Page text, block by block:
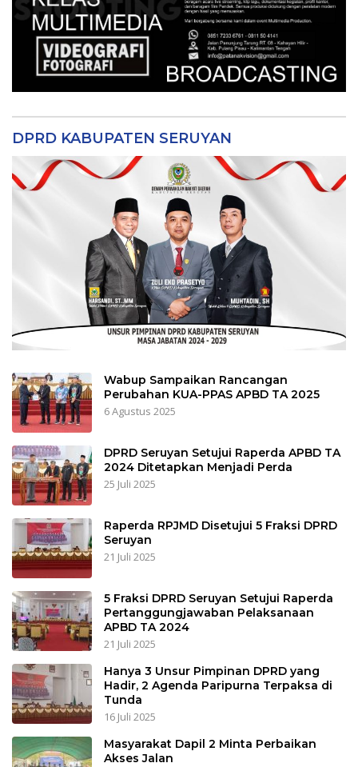
DPRD KABUPATEN SERUYAN
Wabup Sampaikan Rancangan
Perubahan KUA-PPAS APBD TA 2025
6 Agustus 2025
DPRD Seruyan Setujui Raperda APBD TA
2024 Ditetapkan Menjadi Perda
25 Juli 2025
Raperda RPJMD Disetujui 5 Fraksi DPRD
Seruyan
21 Juli 2025
5 Fraksi DPRD Seruyan Setujui Raperda
Pertanggungjawaban Pelaksanaan
APBD TA 2024
21 Juli 2025
Hanya 3 Unsur Pimpinan DPRD yang
Hadir, 2 Agenda Paripurna Terpaksa di
Tunda
16 Juli 2025
Masyarakat Dapil 2 Minta Perbaikan
Akses Jalan